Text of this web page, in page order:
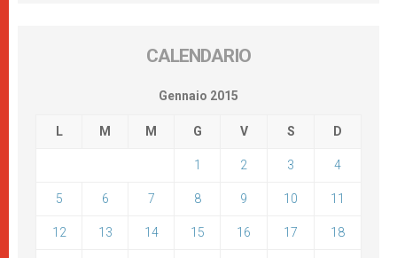
CALENDARIO
Gennaio 2015
L M M G V S D
1 2 3 4
5 6 7 8 9 10 11
12 13 14 15 16 17 18